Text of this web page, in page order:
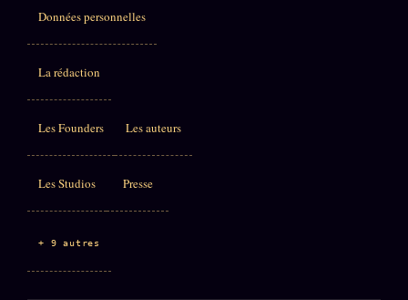
Données personnelles
La rédaction
Les Founders Les auteurs
Les Studios Presse
+ 9 autres